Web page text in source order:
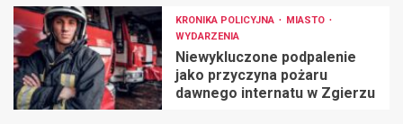
KRONIKA POLICYJNA
MIASTO
WYDARZENIA
Niewykluczone podpalenie
jako przyczyna pożaru
dawnego internatu w Zgierzu